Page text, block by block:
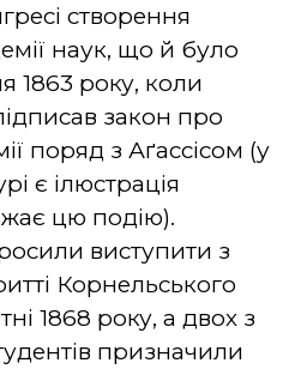
створення
наук, що й було
1863 року, коли
закон про
поряд з Аґассісом (у
є ілюстрація
цю подію).
виступити з
Корнельського
1868 року, а двох з
призначили